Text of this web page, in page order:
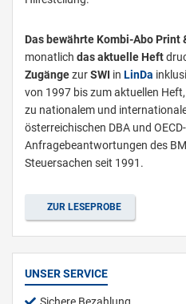
Das bewährte Kombi-Abo Print
monatlich das aktuelle Heft
ZugängezurSWI in LinDa
von 1997 bis zum aktuellen
zu nationalem und
österreichischen DBA und
Anfragebeantwortungen des
Steuersachen seit 1991.
ZUR LESEPROBE
UNSER SERVICE